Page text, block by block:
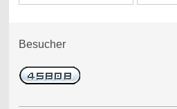
Besucher